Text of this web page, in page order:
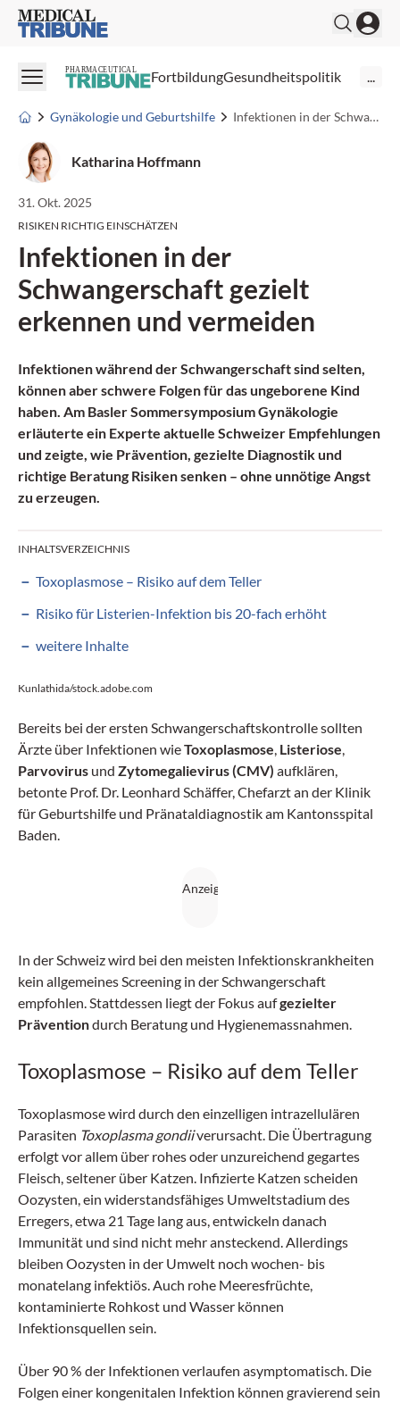
Medical Tribune
PHARMACEUTICAL FortbildungGesundheitspolitik ...
Gynäkologie und Geburtshilfe Infektionen in der Schwangerschaft gezielt erkennen und vermeiden
Katharina Hoffmann
31. Okt. 2025
RISIKEN RICHTIG EINSCHÄTZEN
Infektionen in der
Schwangerschaft gezielt
erkennen und vermeiden
Infektionen während der Schwangerschaft sind selten,
können aber schwere Folgen für das ungeborene Kind
haben. Am Basler Sommersymposium Gynäkologie
erläuterte ein Experte aktuelle Schweizer Empfehlungen
und zeigte, wie Prävention, gezielte Diagnostik und
richtige Beratung Risiken senken – ohne unnötige Angst
zu erzeugen.
INHALTSVERZEICHNIS
Toxoplasmose – Risiko auf dem Teller
Risiko für Listerien-Infektion bis 20-fach erhöht
weitere Inhalte
Kunlathida/stock.adobe.com
Bereits bei der ersten Schwangerschaftskontrolle sollten
Ärzte über Infektionen wieToxoplasmose Listeriose
Parvovirus und Zytomegalievirus (CMV) aufklären,
betonte Prof. Dr. Leonhard Schäffer,­ Chefarzt an der Klinik
für Geburtshilfe und Pränataldiagnostik am Kantonsspital
Baden.
In der Schweiz wird bei den meisten Infektionskrankheiten
kein allgemeines Screening in der Schwangerschaft
empfohlen. Stattdessen liegt der Fokus aufgezielter
Präventiondurch Beratung und Hygienemassnahmen.
Toxoplasmose – Risiko auf dem Teller
Toxoplasmose wird durch den einzelligen intrazellulären
Parasiten Toxoplasma gondiiverursacht. Die Übertragung
erfolgt vor allem über rohes oder unzureichend gegartes
Fleisch, seltener über Katzen. Infizierte Katzen scheiden
Oozysten, ein widerstandsfähiges Umweltstadium des
Erregers, etwa 21 Tage lang aus, entwickeln danach
Immunität und sind nicht mehr ansteckend. Allerdings
bleiben Oozysten in der Umwelt noch wochen- bis
monatelang infektiös. Auch rohe Meeresfrüchte,
kontaminierte Rohkost und Wasser können
Infektionsquellen sein.
Über 90 % der Infektionen verlaufen asymptomatisch. Die
Folgen einer kongenitalen Infektion können gravierend sein